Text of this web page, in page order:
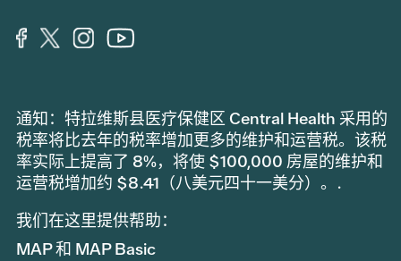
通知：特拉维斯县医疗保健区 Central Health 采用的
税率将比去年的税率增加更多的维护和运营税。该税
率实际上提高了 8%，将使 $100,000 房屋的维护和
运营税增加约 $8.41（八美元四十一美分）。.
我们在这里提供帮助：
MAP 和 MAP Basic